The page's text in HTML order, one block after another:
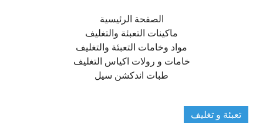
الصفحة الرئيسية
ماكينات التعبئة والتغليف
مواد وخامات التعبئة والتغليف
خامات و رولات اكياس التغليف
طبات اندكشن سيل
تعبئة و تغليف